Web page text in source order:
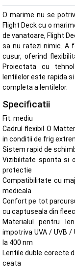
O marime nu se
Flight Deck cu o
de vanatoare, Flight
sa nu ratezi nimic. A
cusur, oferind
Proiectata cu
lentilelor este rapida
completa a lentilelor.
Specificatii
Fit: mediu
Cadrul flexibil O
in conditii de frig
Sistem rapid de
Vizibilitate sporita si
protectie
Compatibilitate cu
medicala
Confort pe tot
cu captuseala din
Materialul pentru
impotriva UVA / UVB
la 400 nm
Lentile duble corecte
ceata